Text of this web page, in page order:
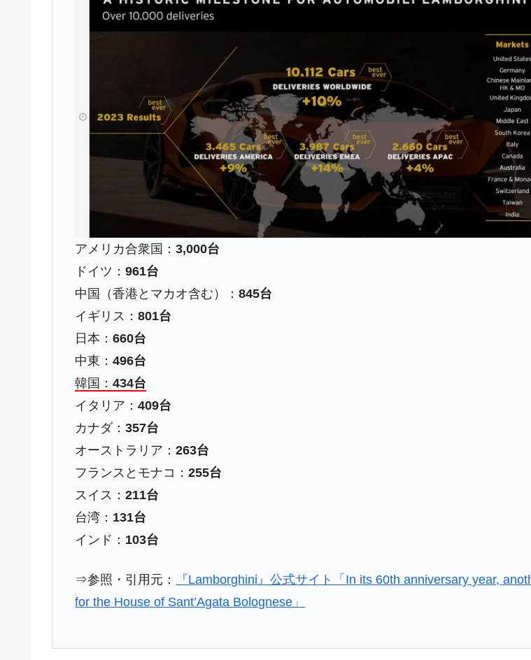
『Money1』 韓国「株式市場が賭博場のように変質したのは政界の責任だ」
日本の誇る海洋資源調査船『白嶺』は先進技術の塊！
夏の甲子園、優勝校を最も多く輩出している都道府県とは？
今話題の「楽天ライオンズ」とは？
Fact1 奇跡の毛色「白毛馬」とは？
全て勝つといくら？ 競馬GI競走で勝利騎手がもらえる賞金とは？
平成仮面ライダーの意外すぎるモチーフとは？
発表から2日で大崩壊、鳴かず飛ばずに終わりそうなスーパーリーグとは？
日本人マスターズ挑戦の歴史。松山以前に最高位だった選手とは？
Fact1 甲子園通算本塁打、最多の清原に次いで多く打っている意外な選手とは？
Fact1 セレクトセールの高額取引馬が稼いだ金額とは？
アメリカ合衆国：3,000台
ドイツ：961台
中国（香港とマカオ含む）：845台
イギリス：801台
日本：660台
中東：496台
韓国：434台
イタリア：409台
カナダ：357台
オーストラリア：263台
フランスとモナコ：255台
スイス：211台
台湾： 131台
インド： 103台
⇒参照・引用元：
『Lamborghini』公式サイト「In its 60th anniversary year,
for the House of Sant’Agata Bolognese」